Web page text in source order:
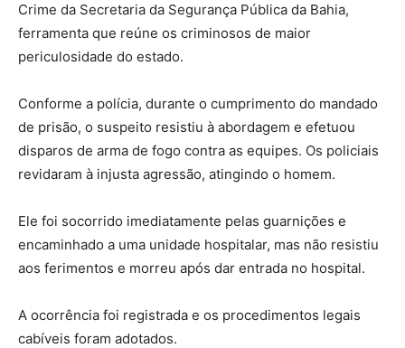
Crime da Secretaria da Segurança Pública da Bahia,
ferramenta que reúne os criminosos de maior
periculosidade do estado.
Conforme a polícia, durante o cumprimento do mandado
de prisão, o suspeito resistiu à abordagem e efetuou
disparos de arma de fogo contra as equipes. Os policiais
revidaram à injusta agressão, atingindo o homem.
Ele foi socorrido imediatamente pelas guarnições e
encaminhado a uma unidade hospitalar, mas não resistiu
aos ferimentos e morreu após dar entrada no hospital.
A ocorrência foi registrada e os procedimentos legais
cabíveis foram adotados.